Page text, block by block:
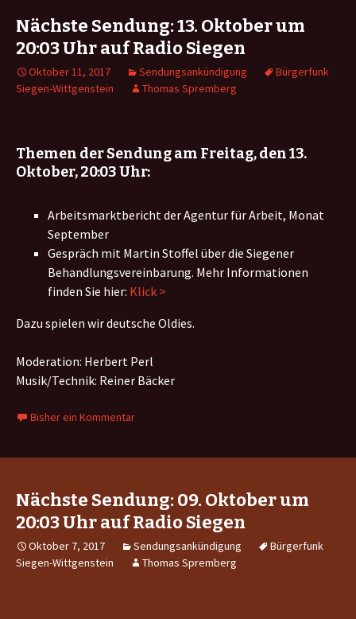
Nächste Sendung: 13. Oktober um
20:03 Uhr auf Radio Siegen
Oktober 11, 2017 Sendungsankündigung
Bürgerfunk
Siegen-Wittgenstein
Thomas Spremberg
Themen der Sendung am Freitag, den 13.
Oktober, 20:03 Uhr:
Arbeitsmarktbericht der Agentur für Arbeit, Monat
September
Gespräch mit Martin Stoffel über die Siegener
Behandlungsvereinbarung. Mehr Informationen
finden Sie hier: Klick >
Dazu spielen wir deutsche Oldies.
Moderation: Herbert Perl
Musik/Technik: Reiner Bäcker
Bisher ein Kommentar
Nächste Sendung: 09. Oktober um
20:03 Uhr auf Radio Siegen
Oktober 7, 2017 Sendungsankündigung
Bürgerfunk
Siegen-Wittgenstein
Thomas Spremberg